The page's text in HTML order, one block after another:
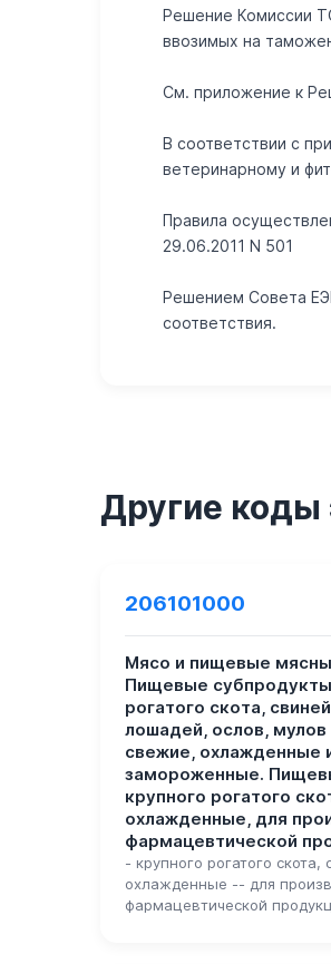
Решение Комиссии
ввозимых на
Cм. приложение к
В соответствии с
ветеринарному и
Правила
29.06.2011 N 501
Решением Совета
соответствия.
Другие коды
206101000
Мясо и пищевые
Пищевые
рогатого скота,
лошадей, ослов, мулов
свежие, охлажденные
замороженные.
крупного рогатого
охлажденные, для
фармацевтической
- крупного рогатого скота,
охлажденные -- для
фармацевтической